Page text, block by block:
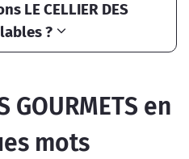
LE CELLIER DES
?
GOURMETS en
mots